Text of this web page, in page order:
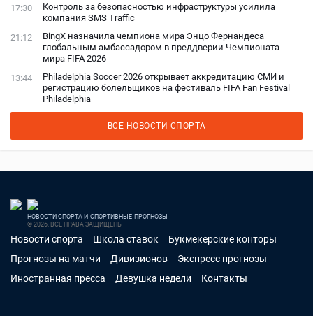
17:30
Контроль за безопасностью инфраструктуры усилила
компания SMS Traffic
21:12
BingX назначила чемпиона мира Энцо Фернандеса
глобальным амбассадором в преддверии Чемпионата
мира FIFA 2026
13:44
Philadelphia Soccer 2026 открывает аккредитацию СМИ и
регистрацию болельщиков на фестиваль FIFA Fan Festival
Philadelphia
ВСЕ НОВОСТИ СПОРТА
НОВОСТИ СПОРТА И СПОРТИВНЫЕ ПРОГНОЗЫ
© 2026. ВСЕ ПРАВА ЗАЩИЩЕНЫ
Новости спорта Школа ставок
Букмекерские конторы
Прогнозы на матчи
Дивизионов
Экспресс прогнозы
Иностранная пресса
Девушка недели Контакты